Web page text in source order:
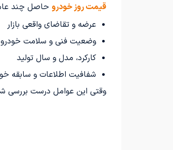
قیمت روز خودرو حاصل چند
عرضه و تقاضای واقعی بازار
وضعیت فنی و سلامت خودرو
کارکرد، مدل و سال تولید
شفافیت اطلاعات و سابقه
وقتی این عوامل درست بررسی